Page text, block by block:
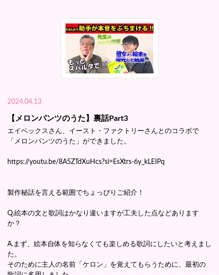
2024.04.13
【メロンパンツのうた】裏話Part3
エイベックスさん、イースト・ファクトリーさんとのコラボで
「メロンパンツのうた」ができました。
https://youtu.be/8A5ZTdXuHcs?si=EsXtrs-6y_kLEIPq
製作秘話を言える範囲でちょっぴりご紹介！
Q.絵本の文と歌詞はかなり違いますが工夫した点などあります
か？
A.まず、絵本自体を知らなくても楽しめる歌詞にしたいと考えまし
た。
そのために主人の名前「ケロン」を覚えてもらうために、最初の